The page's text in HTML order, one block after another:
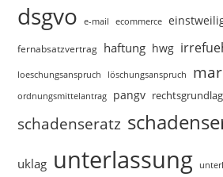
dsgvo e-mail ecommerce
fernabsatzvertrag haftung hwg
loeschungsanspruch löschungsanspruch
ordnungsmittelantrag pangv
schadenseratz
uklag unterlassung